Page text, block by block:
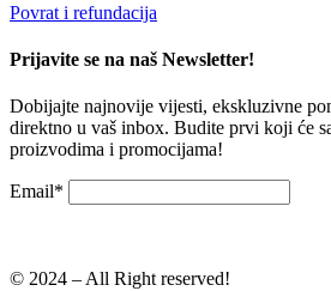
Povrat i refundacija
Prijavite se na naš Newsletter!
Dobijajte najnovije vijesti, ekskluzivne
direktno u vaš inbox. Budite prvi koji će
proizvodima i promocijama!
Email*
© 2024 – All Right reserved!